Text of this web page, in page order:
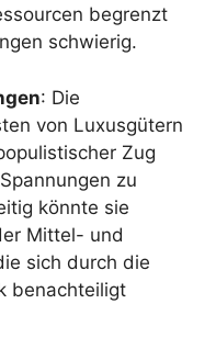
begrenzt
schwierig.
: Die
von Luxusgütern
Zug
zu
könnte sie
Mittel- und
sich durch die
benachteiligt